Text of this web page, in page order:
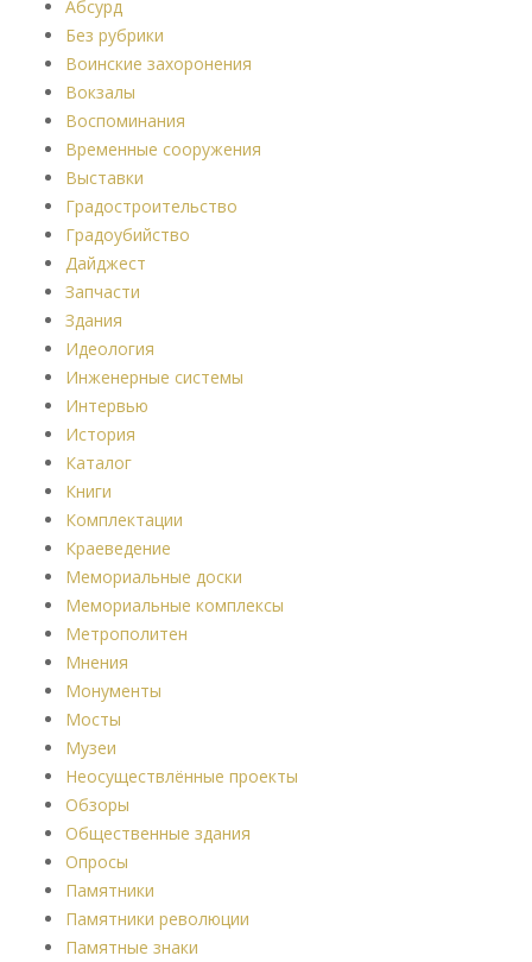
Абсурд
Без рубрики
Воинские захоронения
Вокзалы
Воспоминания
Временные сооружения
Выставки
Градостроительство
Градоубийство
Дайджест
Запчасти
Здания
Идеология
Инженерные системы
Интервью
История
Каталог
Книги
Комплектации
Краеведение
Мемориальные доски
Мемориальные комплексы
Метрополитен
Мнения
Монументы
Мосты
Музеи
Неосуществлённые проекты
Обзоры
Общественные здания
Опросы
Памятники
Памятники революции
Памятные знаки